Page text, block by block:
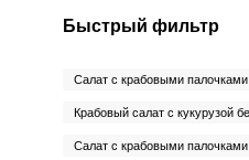
Быстрый фильтр
Салат с крабовыми
Крабовый салат с кукурузой
Салат с крабовыми